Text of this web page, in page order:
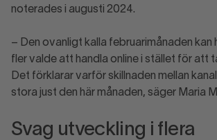
noterades i augusti 2024.
– Den ovanligt kalla februarimånaden kan
fler valde att handla online i stället för att
Det förklarar varför skillnaden mellan
stora just den här månaden, säger Maria
Svag utveckling i flera